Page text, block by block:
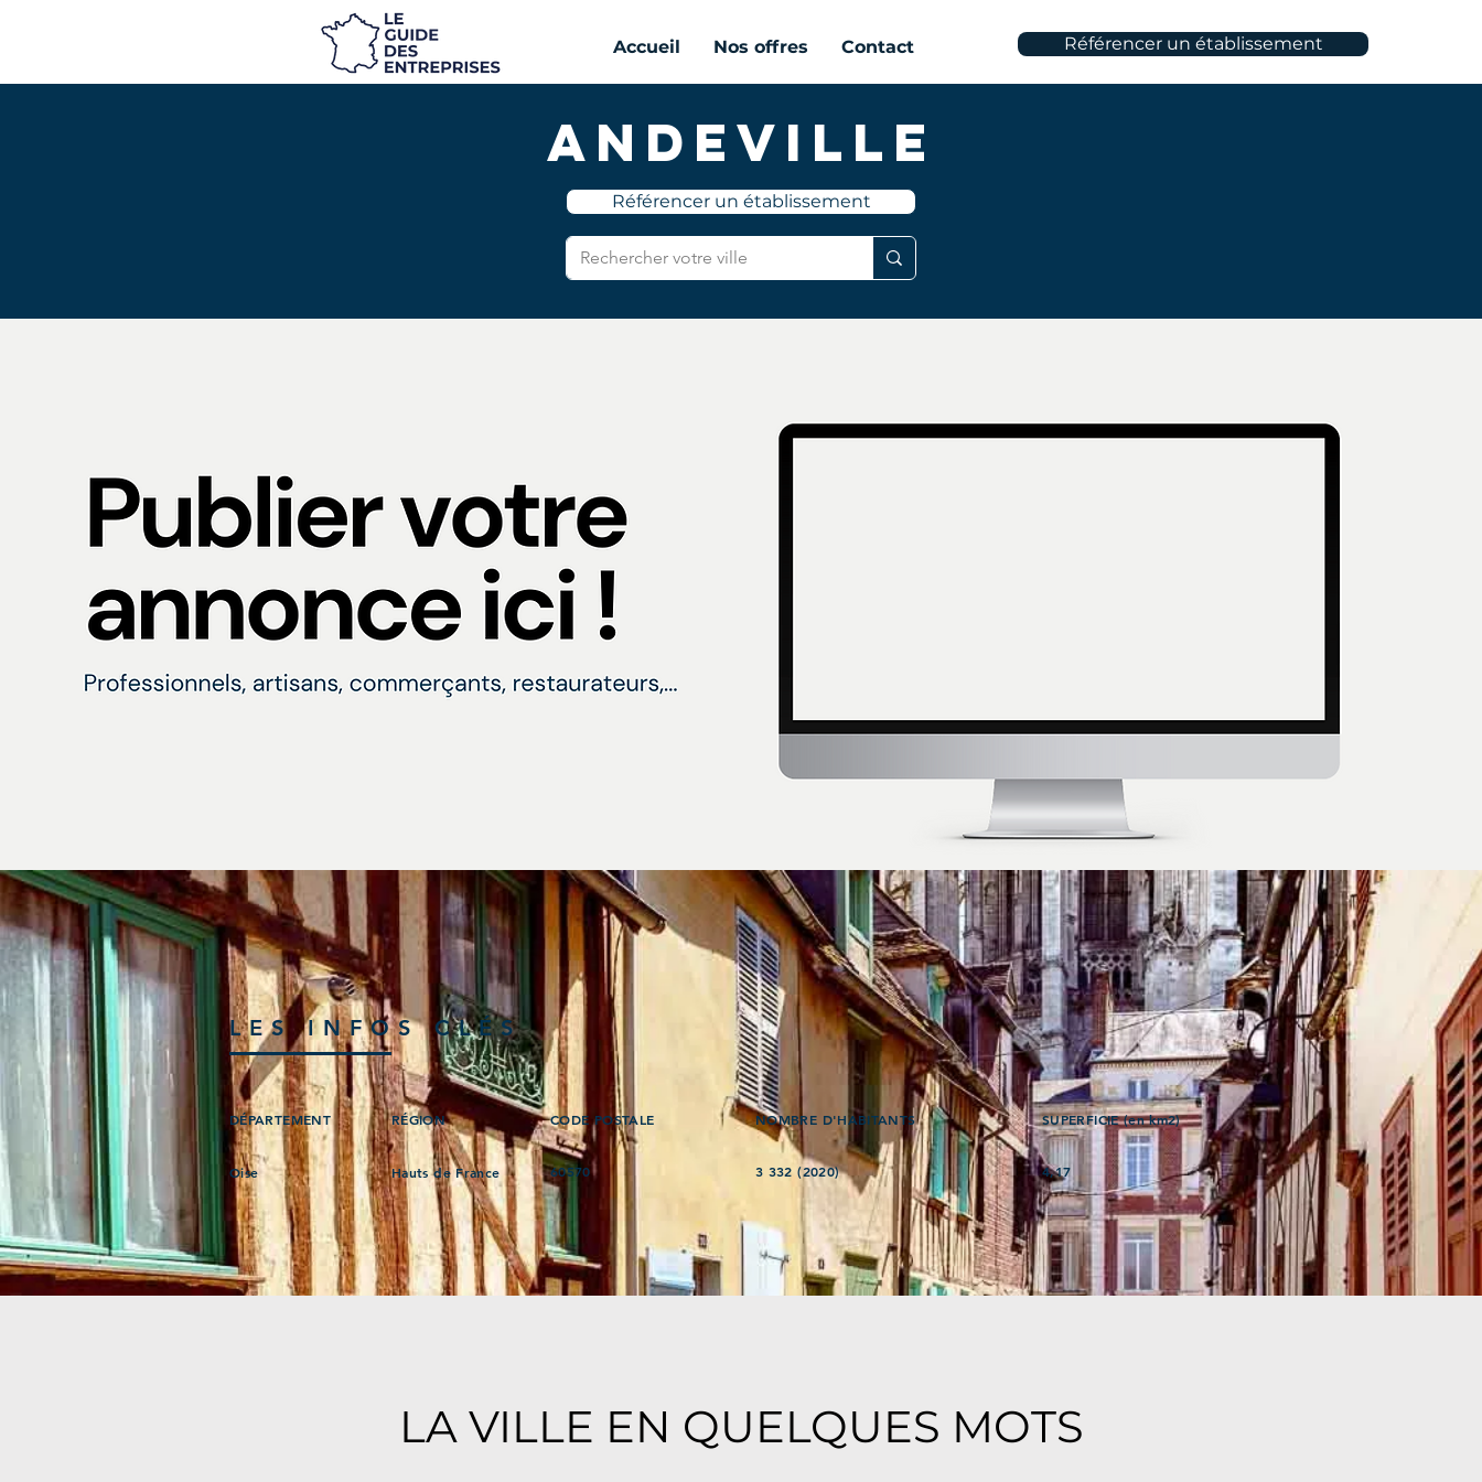
Référencer un établissement
Accueil Nos offres Contact
Andeville
Référencer un établissement
LES INFOS CLÉS
DÉPARTEMENT
Oise
RÉGION
Hauts de France
CODE POSTALE
60570
NOMBRE D'HABITANTS
3 332 (2020)
SUPERFICIE (en km2)
4,17
LA VILLE EN QUELQUES MOTS